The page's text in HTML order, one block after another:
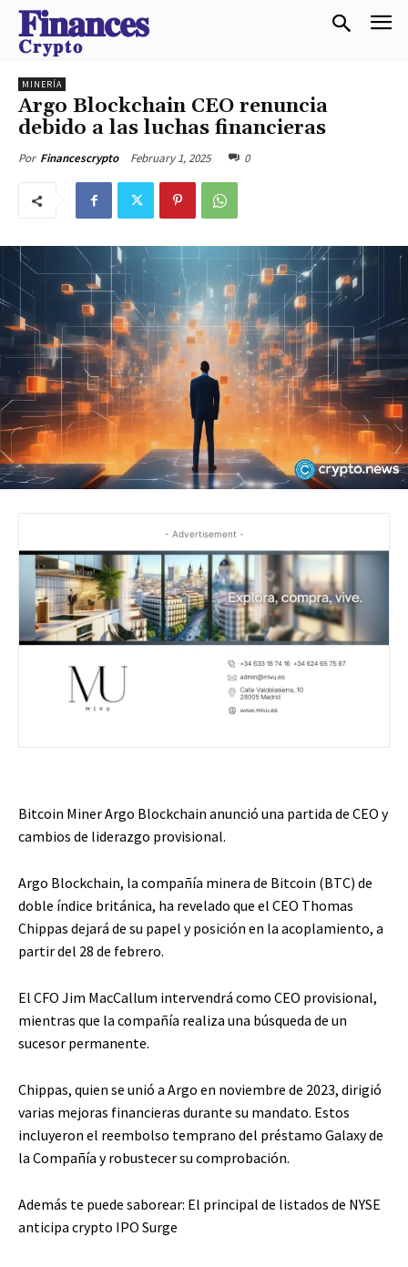
𝐅𝐢𝐧𝐚𝐧𝐜𝐞𝐬
𝐂𝐫𝐲𝐩𝐭𝐨
MINERÍA
Argo Blockchain CEO renuncia
debido a las luchas financieras
Por Financescrypto February 1, 2025 0
- Advertisement -
Bitcoin Miner Argo Blockchain anunció una partida de CEO y
cambios de liderazgo provisional.
Argo Blockchain, la compañía minera de Bitcoin (BTC) de
doble índice británica, ha revelado que el CEO Thomas
Chippas dejará de su papel y posición en la acoplamiento, a
partir del 28 de febrero.
El CFO Jim MacCallum intervendrá como CEO provisional,
mientras que la compañía realiza una búsqueda de un
sucesor permanente.
Chippas, quien se unió a Argo en noviembre de 2023, dirigió
varias mejoras financieras durante su mandato. Estos
incluyeron el reembolso temprano del préstamo Galaxy de
la Compañía y robustecer su comprobación.
Además te puede saborear: El principal de listados de NYSE
anticipa crypto IPO Surge